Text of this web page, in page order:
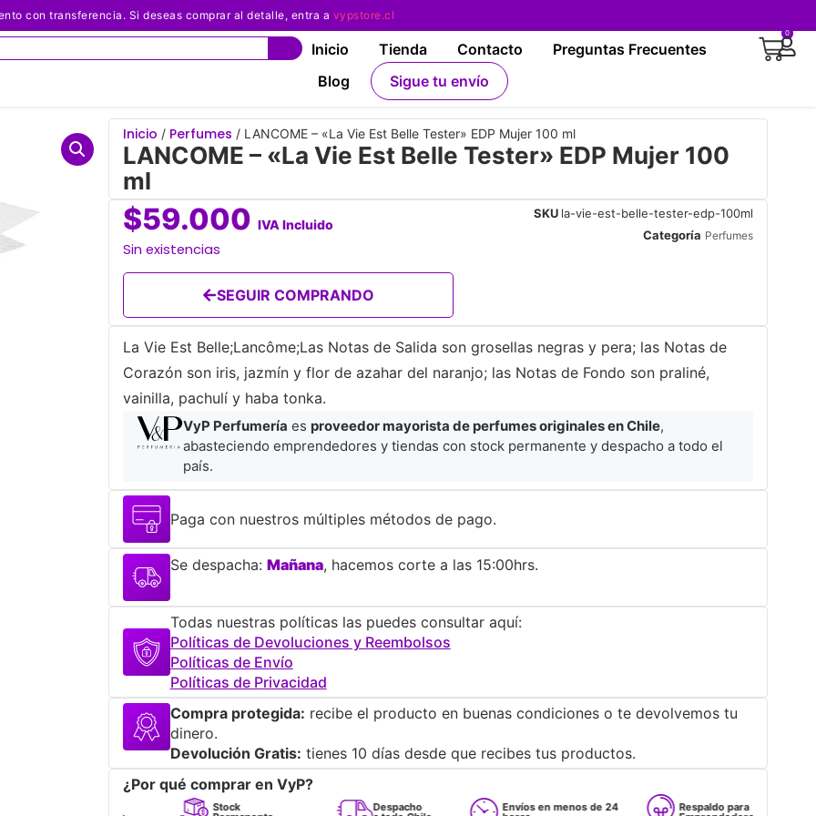
con transferencia. Si deseas comprar al detalle, entra a vypstore.cl
Inicio Tienda Contacto
Preguntas Frecuentes
Blog
Sigue tu envío
0
Inicio / Perfumes / LANCOME – «La Vie Est Belle Tester» EDP Mujer 100 ml
LANCOME – «La Vie Est Belle Tester» EDP Mujer 100
ml
$59.000 IVA Incluido
Sin existencias
SEGUIR COMPRANDO
SKU la-vie-est-belle-tester-edp-100ml
Categoría Perfumes
La Vie Est Belle;Lancôme;Las Notas de Salida son grosellas negras y pera; las Notas de
Corazón son iris, jazmín y flor de azahar del naranjo; las Notas de Fondo son praliné,
vainilla, pachulí y haba tonka.
VyP Perfumería es proveedor mayorista de perfumes originales en Chile,
abasteciendo emprendedores y tiendas con stock permanente y despacho a todo el
país.
Paga con nuestros múltiples métodos de pago.
Se despacha: Mañana, hacemos corte a las 15:00hrs.
Todas nuestras políticas las puedes consultar aquí:
Políticas de Devoluciones y Reembolsos
Políticas de Envío
Políticas de Privacidad
Compra protegida: recibe el producto en buenas condiciones o te devolvemos tu
dinero.
Devolución Gratis: tienes 10 días desde que recibes tus productos.
¿Por qué comprar en VyP?
Stock Despacho Envíos en menos de 24 Respaldo para